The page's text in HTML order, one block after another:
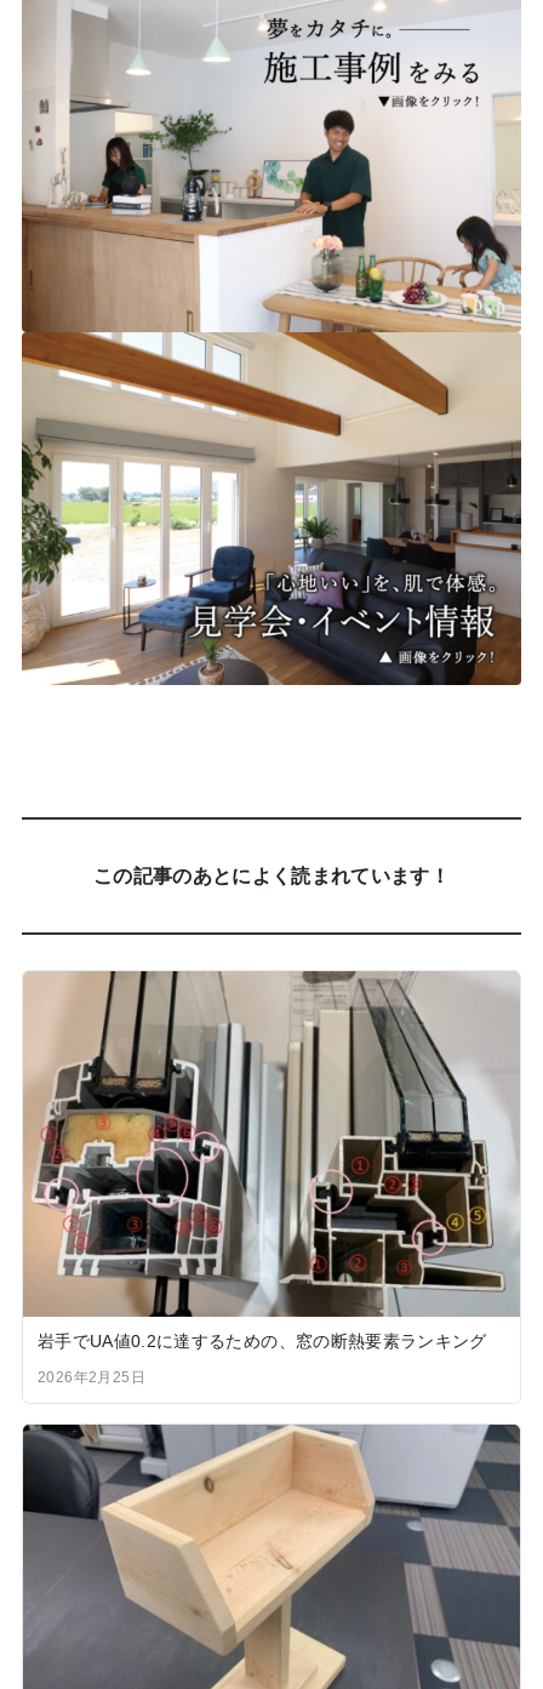
この記事のあとによく読まれています！
岩手でUA値0.2に達するための、窓の断熱要素ランキング
2026年2月25日